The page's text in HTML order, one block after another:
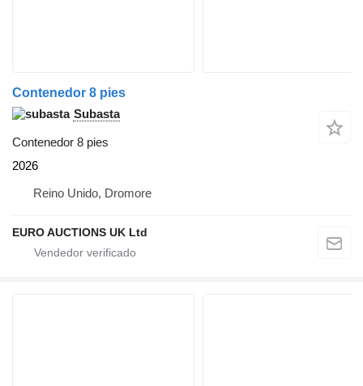
Contenedor 8 pies
Subasta
Contenedor 8 pies
2026
Reino Unido, Dromore
EURO AUCTIONS UK Ltd